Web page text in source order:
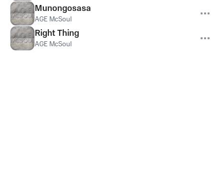
Munongosasa
AGE McSoul
Right Thing
AGE McSoul